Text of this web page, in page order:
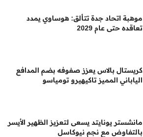
موهبة اتحاد جدة تتألق: هوساوي يمدد
تعاقده حتى عام 2029
كريستال بالاس يعزز صفوفه بضم المدافع
الياباني المميز تاكيهيرو تومياسو
مانشستر يونايتد يسعى لتعزيز الظهير الأيسر
بالتفاوض مع نجم نيوكاسل